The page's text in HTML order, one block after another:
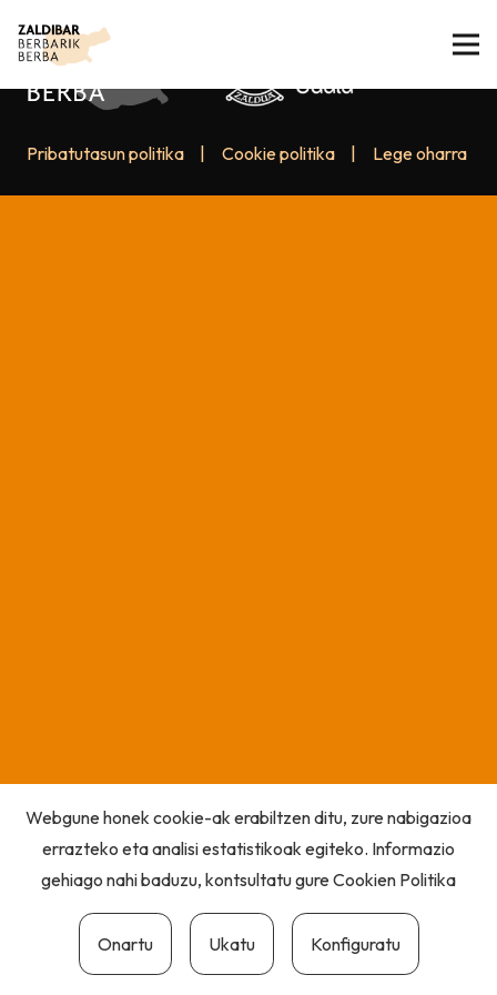
Pribatutasun politika Cookie politika Lege oharra
Webgune honek cookie-ak erabiltzen ditu, zure nabigazioa
errazteko eta analisi estatistikoak egiteko. Informazio
gehiago nahi baduzu, kontsultatu gureCookien Politika
Onartu Ukatu Konfiguratu